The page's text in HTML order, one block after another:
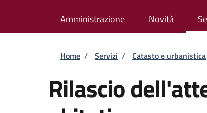
Amministrazione Novità
Briciole di pane
Home / Servizi / Catasto e urbanistica
Rilascio